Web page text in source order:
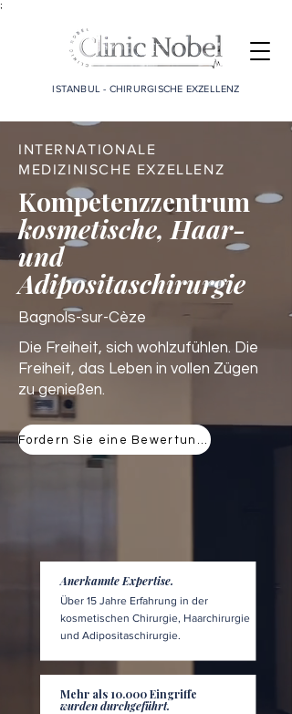
;
ISTANBUL - CHIRURGISCHE EXZELLENZ
INTERNATIONALE
MEDIZINISCHE EXZELLENZ
Kompetenzzentrum
kosmetische, Haar-
und
Adipositaschirurgie
Bagnols-sur-Cèze
Die Freiheit, sich wohlzufühlen. Die
Freiheit, das Leben in vollen Zügen
zu genießen.
Anerkannte Expertise.
Über 15 Jahre Erfahrung in der
kosmetischen Chirurgie, Haarchirurgie
und Adipositaschirurgie.
Mehr als 10.000 Eingriffe
wurden durchgeführt.